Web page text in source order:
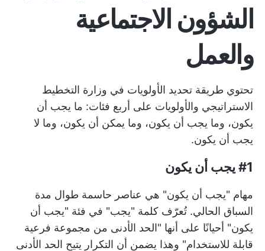
الشؤون الاجتماعية
والعمل
تحتوي طريقة تحديد الأولويات في وزارة التخطيط
الاستراتيجي والأولويات على أربع فئات: ما يجب أن
يكون، وما يجب أن يكون، وما يمكن أن يكون، وما لا
يجب أن يكون.
#1 يجب أن يكون
مهام "يجب أن يكون" هي عناصر حاسمة طوال مدة
السباق الحالي. تُعرّف كلمة "يجب" في فئة "يجب أن
يكون" أحيانًا على أنها "الحد الأدنى من مجموعة فرعية
قابلة للاستخدام" وهذا يضمن أن التكرار يتيح الحد الأدنى